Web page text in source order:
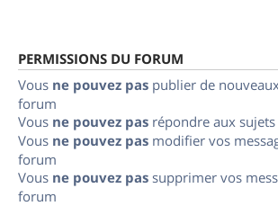
PERMISSIONS DU FORUM
Vous ne pouvez pas publier de
forum
Vous ne pouvez pas répondre aux
Vous ne pouvez pas modifier vos
forum
Vous ne pouvez pas supprimer vos
forum